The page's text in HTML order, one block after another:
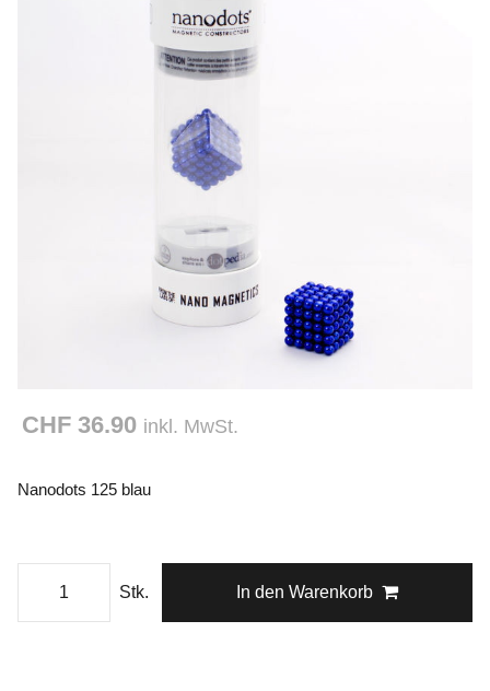
CHF 36.90 inkl. MwSt.
Nanodots 125 blau
Stk. In den Warenkorb